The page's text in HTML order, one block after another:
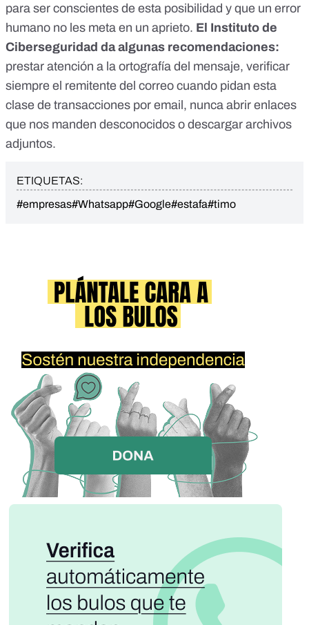
para ser conscientes de esta posibilidad y que un error
humano no les meta en un aprieto. El Instituto de
Ciberseguridad da algunas recomendaciones:
prestar atención a la ortografía del mensaje, verificar
siempre el remitente del correo cuando pidan esta
clase de transacciones por email, nunca abrir enlaces
que nos manden desconocidos o descargar archivos
adjuntos.
ETIQUETAS:
#empresas#Whatsapp#Google#estafa#timo